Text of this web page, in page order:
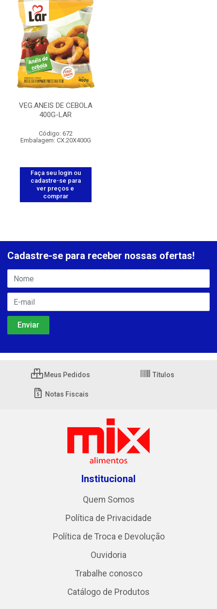
VEG.ANEIS DE CEBOLA
400G-LAR
Código: 672
Embalagem: CX.20X400G
Faça seu login ou
cadastre-se para
ver preços e
comprar
Cadastre-se para receber nossas ofertas!
Meus Pedidos Títulos
Notas Fiscais
Institucional
Quem Somos
Política de Privacidade
Política de Troca e Devolução
Ouvidoria
Trabalhe conosco
Catálogo de Produtos